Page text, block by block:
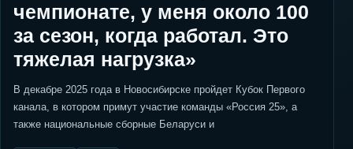
чемпионате, у меня около 100
за сезон, когда работал. Это
тяжелая нагрузка»
В декабре 2025 года в Новосибирске пройдет Кубок Первого
канала, в котором примут участие команды «Россия 25», а
также национальные сборные Беларуси и